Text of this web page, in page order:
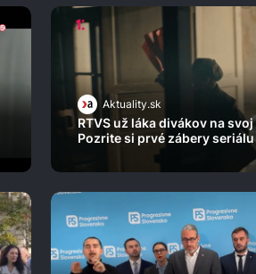
Aktuality.sk
RTVS už láka divákov na svoj
Pozrite si prvé zábery seriálu